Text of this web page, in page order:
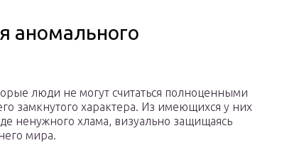
аномального
люди не могут считаться полноценными
замкнутого характера. Из имеющихся у них
ненужного хлама, визуально защищаясь
мира.